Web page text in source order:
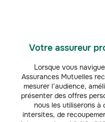
Votre assureur
Lorsque vous
Assurances Mutuelles
mesurer l’audience,
présenter des offres
nous les utiliserons
intersites, de
AUTO
Prix d'un contrôle